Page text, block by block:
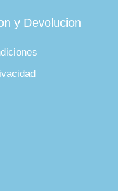
y Devolucion